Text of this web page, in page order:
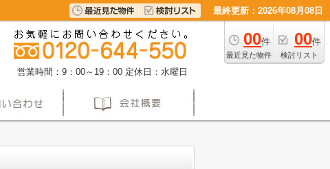
最終更新：2026年08月08日
00件
最近見た物件
00件
検討リスト
営業時間：9：00～19：00 定休日：水曜日